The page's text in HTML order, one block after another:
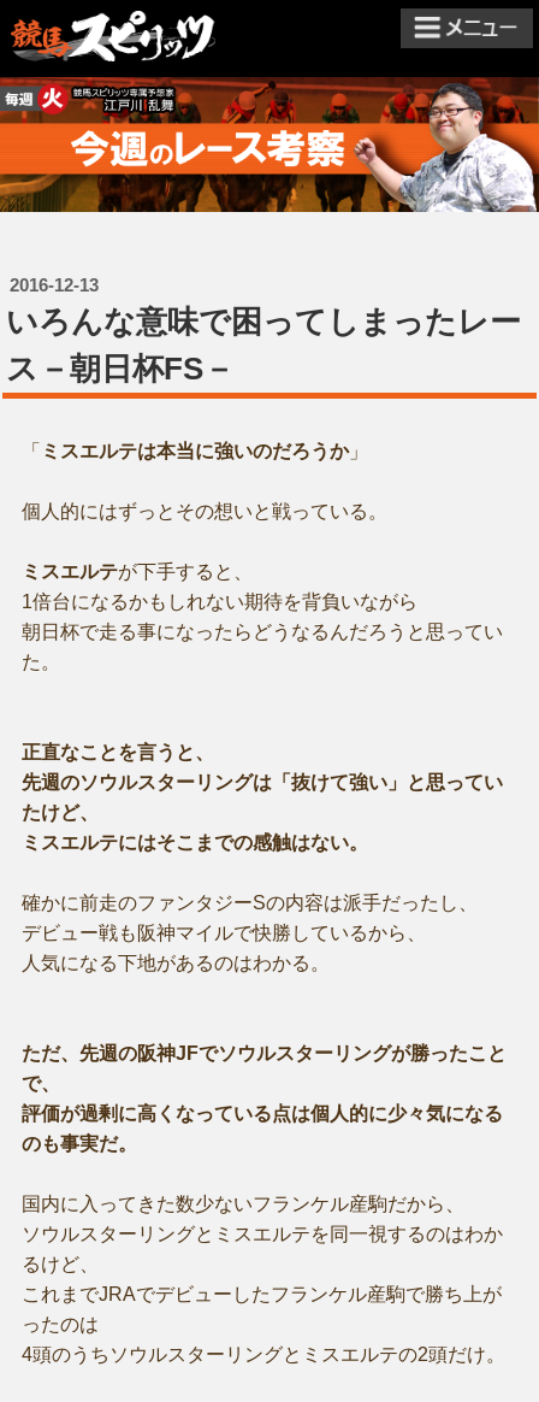
2016-12-13
いろんな意味で困ってしまったレー
ス－朝日杯FS－
「 ミスエルテは本当に強いのだろうか」
個人的にはずっとその想いと戦っている。
ミスエルテが下手すると、
1倍台になるかもしれない期待を背負いながら
朝日杯で走る事になったらどうなるんだろうと思ってい
た。
正直なことを言うと、
先週のソウルスターリングは「抜けて強い」と思ってい
たけど、
ミスエルテにはそこまでの感触はない。
確かに前走のファンタジーSの内容は派手だったし、
デビュー戦も阪神マイルで快勝しているから、
人気になる下地があるのはわかる。
ただ、先週の阪神JFでソウルスターリングが勝ったこと
で、
評価が過剰に高くなっている点は個人的に少々気になる
のも事実だ。
国内に入ってきた数少ないフランケル産駒だから、
ソウルスターリングとミスエルテを同一視するのはわか
るけど、
これまでJRAでデビューしたフランケル産駒で勝ち上が
ったのは
4頭のうちソウルスターリングとミスエルテの2頭だけ。